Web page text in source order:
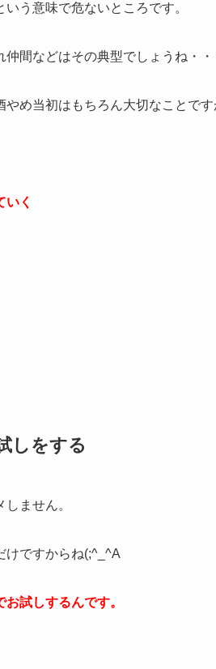
う意味で危ないところです。
間などはその典型でしょうね・・
め当初はもちろん大切なことです
いく
しをする
ません。
けですからね(;^_^A
試しするんです。